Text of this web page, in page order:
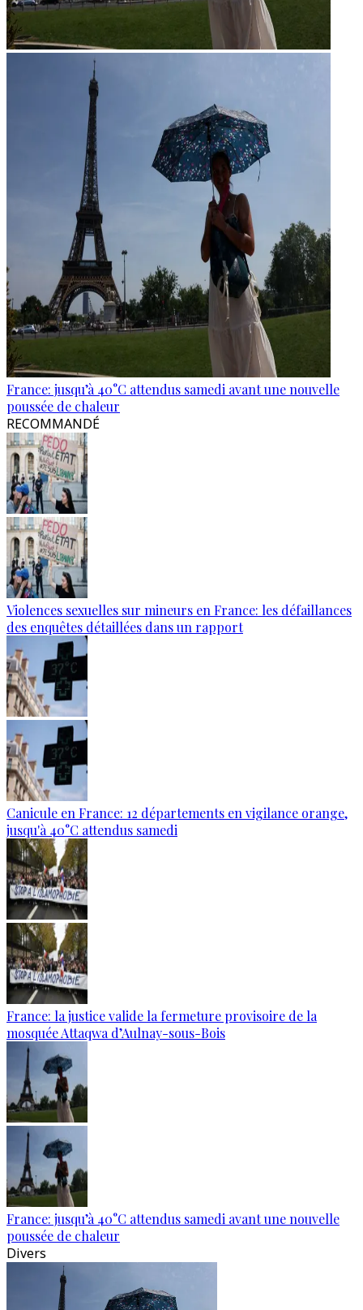
France: jusqu’à 40°C attendus samedi avant une nouvelle
poussée de chaleur
RECOMMANDÉ
Violences sexuelles sur mineurs en France: les défaillances
des enquêtes détaillées dans un rapport
Canicule en France: 12 départements en vigilance orange,
jusqu'à 40°C attendus samedi
France: la justice valide la fermeture provisoire de la
mosquée Attaqwa d’Aulnay-sous-Bois
France: jusqu’à 40°C attendus samedi avant une nouvelle
poussée de chaleur
Divers